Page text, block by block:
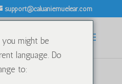
support@caluaniemuelear.com
might be
language. Do
to: